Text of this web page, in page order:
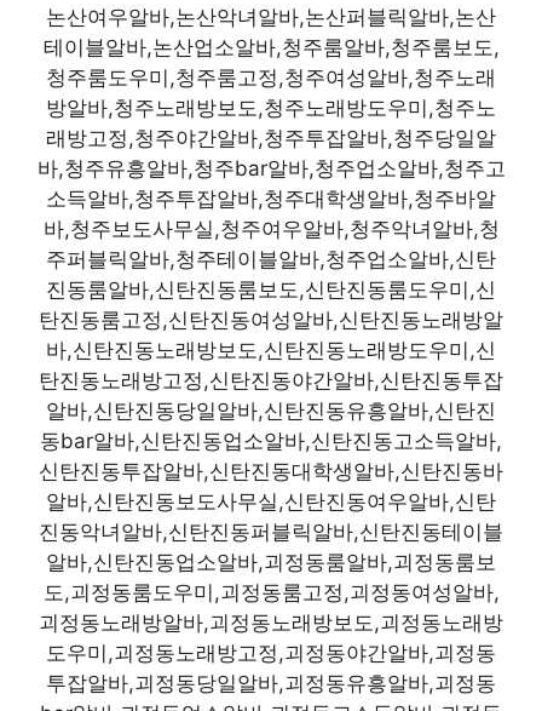
논산여우알바,논산악녀알바,논산퍼블릭알바,논산
테이블알바,논산업소알바,청주룸알바,청주룸보도,
청주룸도우미,청주룸고정,청주여성알바,청주노래
방알바,청주노래방보도,청주노래방도우미,청주노
래방고정,청주야간알바,청주투잡알바,청주당일알
바,청주유흥알바,청주bar알바,청주업소알바,청주고
소득알바,청주투잡알바,청주대학생알바,청주바알
바,청주보도사무실,청주여우알바,청주악녀알바,청
주퍼블릭알바,청주테이블알바,청주업소알바,신탄
진동룸알바,신탄진동룸보도,신탄진동룸도우미,신
탄진동룸고정,신탄진동여성알바,신탄진동노래방알
바,신탄진동노래방보도,신탄진동노래방도우미,신
탄진동노래방고정,신탄진동야간알바,신탄진동투잡
알바,신탄진동당일알바,신탄진동유흥알바,신탄진
동bar알바,신탄진동업소알바,신탄진동고소득알바,
신탄진동투잡알바,신탄진동대학생알바,신탄진동바
알바,신탄진동보도사무실,신탄진동여우알바,신탄
진동악녀알바,신탄진동퍼블릭알바,신탄진동테이블
알바,신탄진동업소알바,괴정동룸알바,괴정동룸보
도,괴정동룸도우미,괴정동룸고정,괴정동여성알바,
괴정동노래방알바,괴정동노래방보도,괴정동노래방
도우미,괴정동노래방고정,괴정동야간알바,괴정동
투잡알바,괴정동당일알바,괴정동유흥알바,괴정동